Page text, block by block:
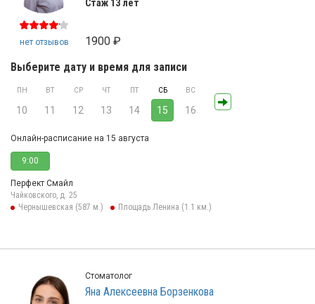
нет отзывов
Стаж 13 лет
1900 ₽
Выберите дату и время для записи
ПН
10
ВТ
11
СР
12
ЧТ
13
ПТ
14
СБ
15
ВС
16
Онлайн-расписание на 15 августа
9:00
Перфект Смайл
Чайковского, д. 25
Чернышевская (587 м.)
Площадь Ленина (1.1 км.)
Стоматолог
Яна Алексеевна Борзенкова